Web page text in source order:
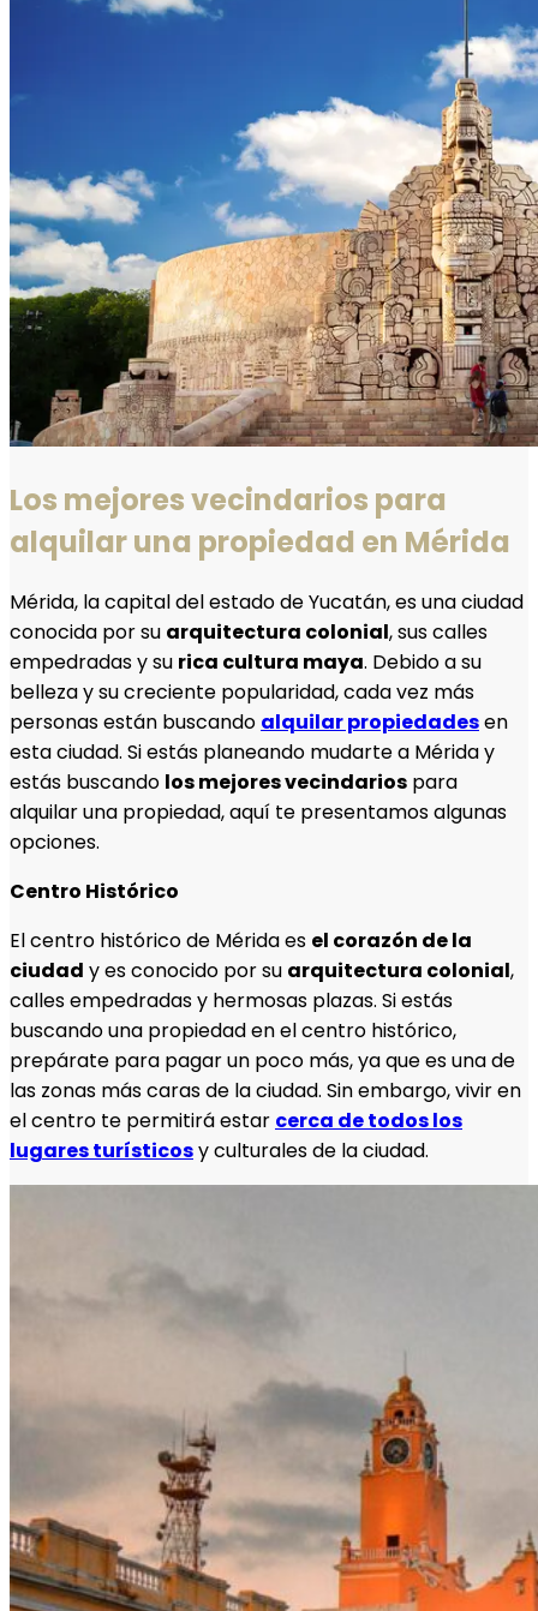
Los mejores vecindarios para
alquilar una propiedad en Mérida
Mérida, la capital del estado de Yucatán, es una ciudad
conocida por su arquitectura colonial, sus calles
empedradas y su rica cultura maya. Debido a su
belleza y su creciente popularidad, cada vez más
personas están buscando alquilar propiedadesen
esta ciudad. Si estás planeando mudarte a Mérida y
estás buscando los mejores vecindarios para
alquilar una propiedad, aquí te presentamos algunas
opciones.
Centro Histórico
El centro histórico de Mérida es el corazón de la
ciudad y es conocido por su arquitectura colonial,
calles empedradas y hermosas plazas. Si estás
buscando una propiedad en el centro histórico,
prepárate para pagar un poco más, ya que es una de
las zonas más caras de la ciudad. Sin embargo, vivir en
el centro te permitirá estar cerca de todos los
lugares turísticosy culturales de la ciudad.